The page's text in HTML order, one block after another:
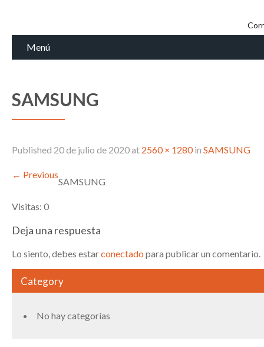
Menú
SAMSUNG
Published 20 de julio de 2020at 2560 × 1280in SAMSUNG
← Previous
SAMSUNG
Visitas: 0
Deja una respuesta
Lo siento, debes estarconectado para publicar un comentario.
Category
No hay categorías